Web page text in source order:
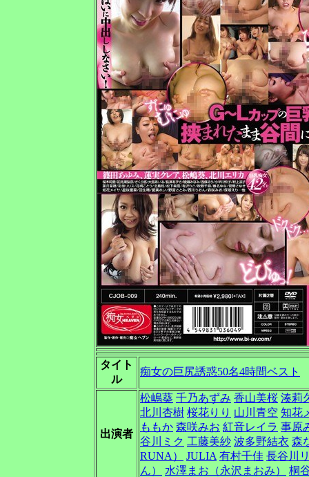
タイト
ル
痴女の巨尻誘惑50名4時間ベスト
出演者
松嶋葵 千乃あずみ 香山美桜 湊莉
北川杏樹 桜花りり 山川青空 知花
ももか 森咲みお 紅音レイラ 事原
谷川ミク 工藤美紗 波多野結衣 森
RUNA）
JULIA 有村千佳 長谷川
ん）
水澤まお（永沢まおみ）
桐